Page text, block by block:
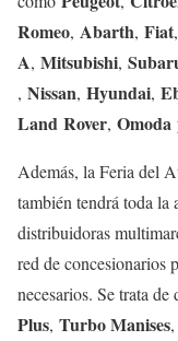
Romeo, Abarth, Fiat,
A, Mitsubishi,
, Nissan, Hyundai,
Land Rover, Omoda
Además, la Feria del
también tendrá toda la
distribuidoras
red de concesionarios
necesarios. Se trata
Plus, Turbo Manises,